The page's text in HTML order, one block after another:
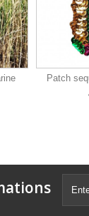
Patch